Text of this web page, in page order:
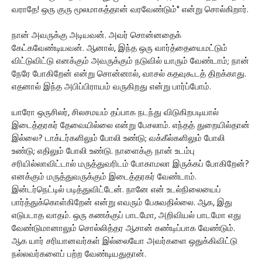
வராதே! ஒரு குரு மூலமாகத்தான் வரவேண்டும்" என்று சொல்கிறார்.
நான் அவருக்கு அடியவன். அவர் சொன்னதைக்
கேட்கவேண்டியவன். ஆனால், இந்த ஒரு வார்த்தையைமட்டும்
விட்டுவிட்டு எனக்கும் அவருக்கும் நடுவில் யாரும் வேண்டாம்; நான்
நேரே போகிறேன் என்று சொன்னால், வாசல் கதவுகூடத் திறக்காது.
எதனால் இந்த அபிப்பிராயம் வருகிறது என்று பார்ப்போம்.
யாரோ ஒருசிலர், சிலசமயம் தப்பாக நடந்து விடுகிறபடியால்
இடைத்தரகர் தேவையில்லை என்று பேசலாம். எந்தத் துறையில்தான்
இல்லை? டாக்டர்களிலும் போலி உண்டு; வக்கீல்களிலும் போலி
உண்டு; எதிலும் போலி உண்டு. நாளைக்கு நான் உடம்பு
சரியில்லாவிட்டால் மருத்துவரிடம் போகாமலா இருக்கப் போகிறேன்?
எனக்கும் மருத்துவருக்கும் இடைத்தரகர் வேண்டாம்.
இன்டர்நெட்டில் படித்துவிட்டேன். நானே என் உடல்நிலையைப்
பார்த்துக்கொள்கிறேன் என்று எவரும் பேசுவதில்லை. ஆக, இது
எடுபடாத வாதம். ஒரு கணக்குப் பாடமோ, அறிவியல் பாடமோ எது
வேண்டுமானாலும் சொல்லித்தர ஆசான் கண்டிப்பாக வேண்டும்.
ஆக யார் சரியானவர்கள் இல்லையோ அவர்களை ஒதுக்கிவிட்டு
நல்லவர்களைப் பற்ற வேண்டியதுதான்.